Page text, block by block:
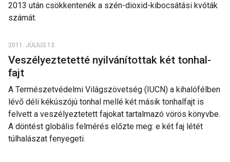
2013 után csökkentenék a szén-dioxid-kibocsátási kvóták
számát.
2011. JÚLIUS 13.
Veszélyeztetetté nyilvánítottak két tonhal-
fajt
A Természetvédelmi Világszövetség (IUCN) a kihalófélben
lévő déli kékúszójú tonhal mellé két másik tonhalfajt is
felvett a veszélyeztetett fajokat tartalmazó vörös könyvbe.
A döntést globális felmérés előzte meg: e két faj létét
túlhalászat fenyegeti.